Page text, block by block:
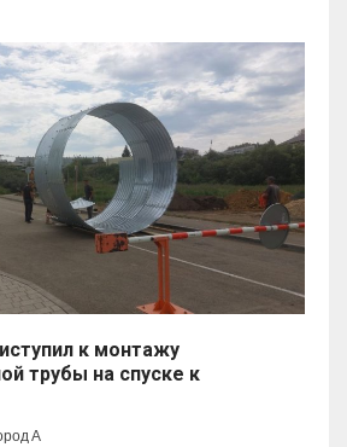
к монтажу
трубы на спуске к
А